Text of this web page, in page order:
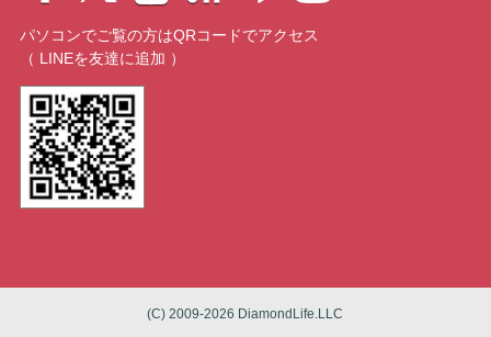
パソコンでご覧の方はQRコードでアクセス
（ LINEを友達に追加 ）
(C) 2009-2026 DiamondLife.LLC